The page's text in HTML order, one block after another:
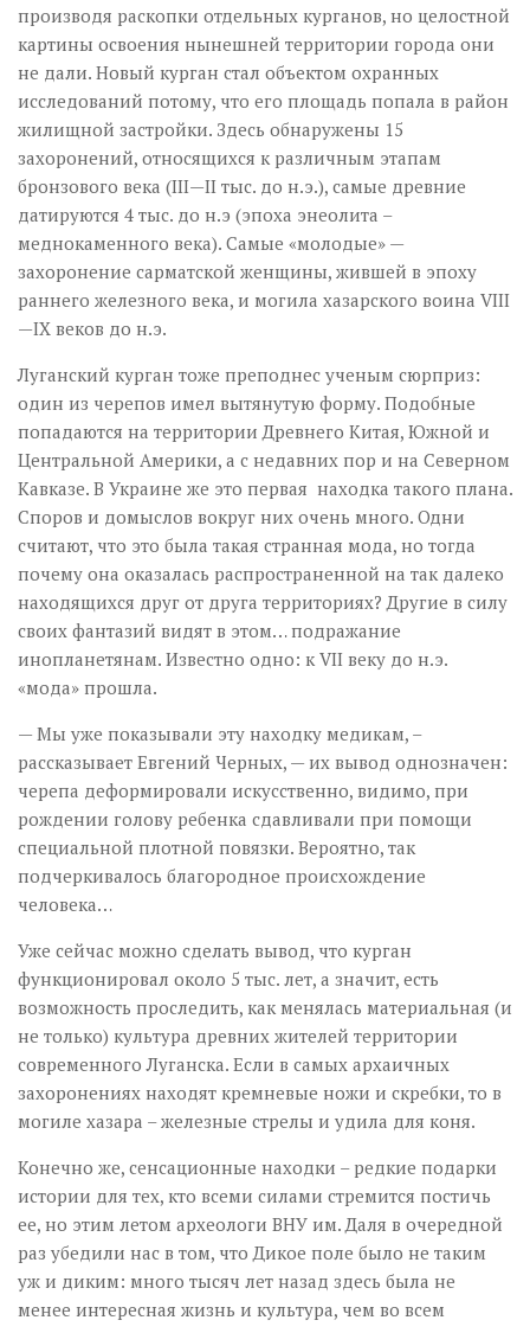
производя раскопки отдельных курганов, но целостной
картины освоения нынешней территории города они
не дали. Новый курган стал объектом охранных
исследований потому, что его площадь попала в район
жилищной застройки. Здесь обнаружены 15
захоронений, относящихся к различным этапам
бронзового века (ІІІ—II тыс. до н.э.), самые древние
датируются 4 тыс. до н.э (эпоха энеолита –
меднокаменного века). Самые «молодые» —
захоронение сарматской женщины, жившей в эпоху
раннего железного века, и могила хазарского воина VIII
—IX веков до н.э.
Луганский курган тоже преподнес ученым сюрприз:
один из черепов имел вытянутую форму. Подобные
попадаются на территории Древнего Китая, Южной и
Центральной Америки, а с недавних пор и на Северном
Кавказе. В Украине же это первая находка такого плана.
Споров и домыслов вокруг них очень много. Одни
считают, что это была такая странная мода, но тогда
почему она оказалась распространенной на так далеко
находящихся друг от друга территориях? Другие в силу
своих фантазий видят в этом… подражание
инопланетянам. Известно одно: к VII веку до н.э.
«мода» прошла.
— Мы уже показывали эту находку медикам, –
рассказывает Евгений Черных, — их вывод однозначен:
черепа деформировали искусственно, видимо, при
рождении голову ребенка сдавливали при помощи
специальной плотной повязки. Вероятно, так
подчеркивалось благородное происхождение
человека…
Уже сейчас можно сделать вывод, что курган
функционировал около 5 тыс. лет, а значит, есть
возможность проследить, как менялась материальная (и
не только) культура древних жителей территории
современного Луганска. Если в самых архаичных
захоронениях находят кремневые ножи и скребки, то в
могиле хазара – железные стрелы и удила для коня.
Конечно же, сенсационные находки – редкие подарки
истории для тех, кто всеми силами стремится постичь
ее, но этим летом археологи ВНУ им. Даля в очередной
раз убедили нас в том, что Дикое поле было не таким
уж и диким: много тысяч лет назад здесь была не
менее интересная жизнь и культура, чем во всем